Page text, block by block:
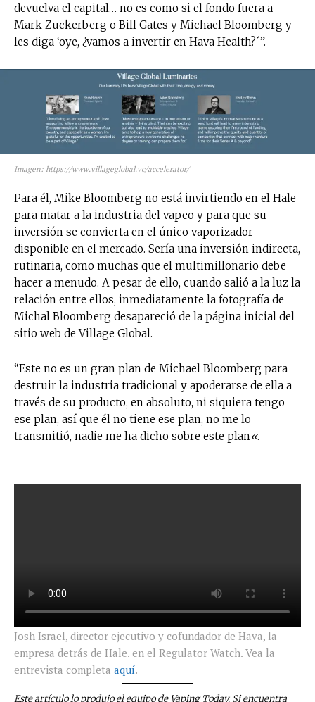
No te pierdas de las
últimas noticias
recibe todas las noticias del vapeo y la
reducción de daños en tu correo
electrónico.
Subscribe to our daily clipping and
receive all the news of vaping and
tobacco harm reduction in your email.
devuelva el capital… no es como si el fondo fuera a
Mark Zuckerberg o Bill Gates y Michael Bloomberg y
les diga ‘oye, ¿vamos a invertir en Hava Health?´”.
Imagen: https://www.villageglobal.vc/accelerator/
Para él, Mike Bloomberg no está invirtiendo en el Hale
para matar a la industria del vapeo y para que su
inversión se convierta en el único vaporizador
disponible en el mercado. Sería una inversión indirecta,
rutinaria, como muchas que el multimillonario debe
hacer a menudo. A pesar de ello, cuando salió a la luz la
relación entre ellos, inmediatamente la fotografía de
Michal Bloomberg desapareció de la página inicial del
sitio web de Village Global.
“Este no es un gran plan de Michael Bloomberg para
destruir la industria tradicional y apoderarse de ella a
través de su producto, en absoluto, ni siquiera tengo
ese plan, así que él no tiene ese plan, no me lo
transmitió, nadie me ha dicho sobre este plan «.
Josh Israel, director ejecutivo y cofundador de Hava, la
empresa detrás de Hale. en el Regulator Watch. Vea la
entrevista completa aquí.
Este artículo lo produjo el equipo de Vaping Today. Si encuentra